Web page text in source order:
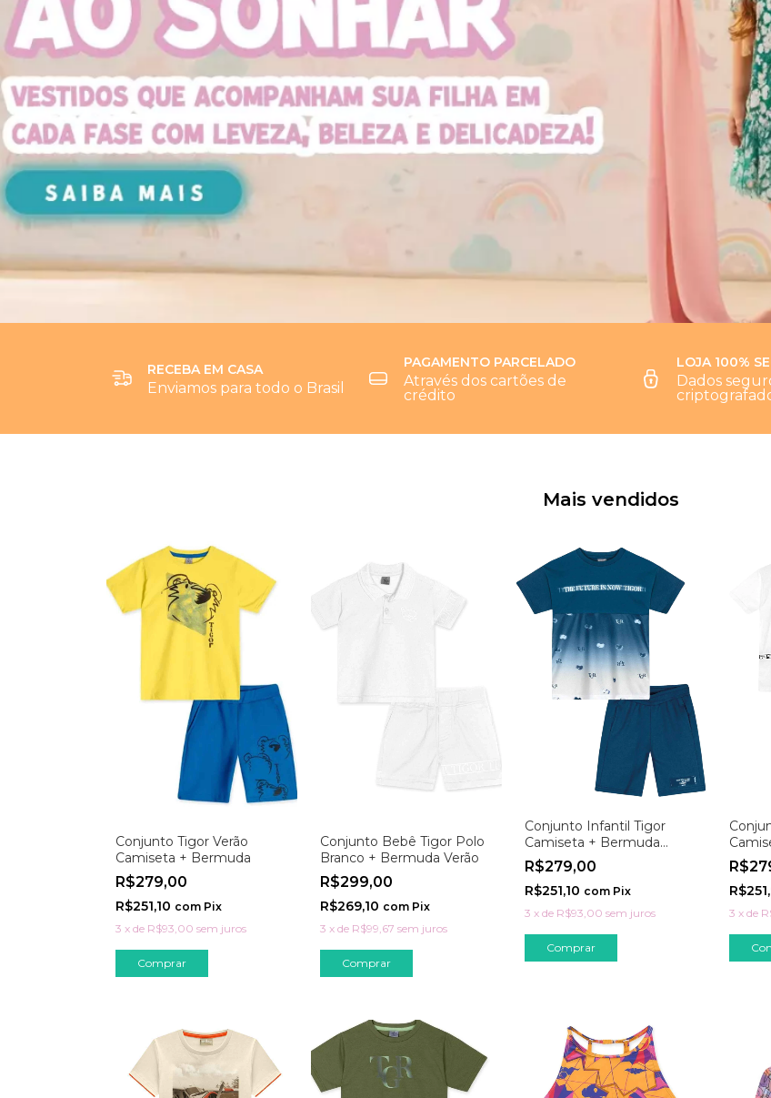
RECEBA EM CASA
Enviamos para todo o Brasil
PAGAMENTO PARCELADO
Através dos cartões de
crédito
LOJA 100%
Dados
Mais vendidos
Conjunto Tigor Verão
Camiseta + Bermuda
R$279,00
R$251,10 com Pix
3 x de R$93,00 sem juros
Comprar
Conjunto Bebê Tigor Polo
Branco + Bermuda Verão
R$299,00
R$269,10 com Pix
3 x de R$99,67 sem juros
Comprar
Conjunto Infantil Tigor
Camiseta + Bermuda
Moletom
R$279,00
R$251,10 com Pix
3 x de R$93,00 sem juros
Comprar
3 x de